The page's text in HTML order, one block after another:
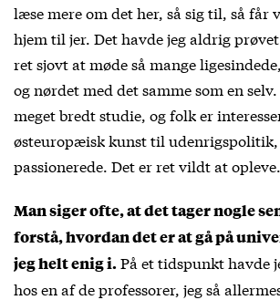
læse mere om det her, så sig til, så får
hjem til jer. Det havde jeg aldrig
ret sjovt at møde så mange
og nørdet med det samme som en
meget bredt studie, og folk er
østeuropæisk kunst til udenrigspolitik,
passionerede. Det er ret vildt at opleve.
Man siger ofte, at det tager nogle
forstå, hvordan det er at gå på
jeg helt enig i.På et tidspunkt havde
hos en af de professorer, jeg så